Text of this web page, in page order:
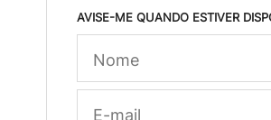
AVISE-ME QUANDO ESTIVER